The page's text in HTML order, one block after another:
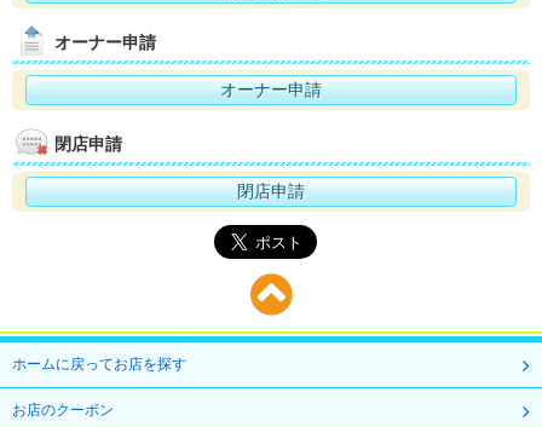
オーナー申請
オーナー申請
閉店申請
閉店申請
ホームに戻ってお店を探す
お店のクーポン